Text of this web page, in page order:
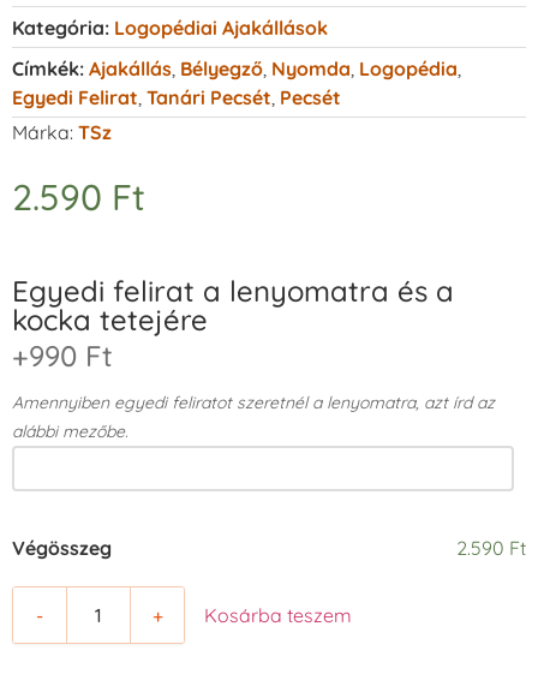
Kategória: Logopédiai Ajakállások
Címkék: Ajakállás Bélyegző Nyomda Logopédia
Egyedi Felirat Tanári Pecsét Pecsét
Márka: TSz
2.590 Ft
Egyedi felirat a lenyomatra és a
kocka tetejére
+990 Ft
Amennyiben egyedi feliratot szeretnél a lenyomatra, azt írd az
alábbi mezőbe.
Végösszeg 2.590 Ft
- + Kosárba teszem